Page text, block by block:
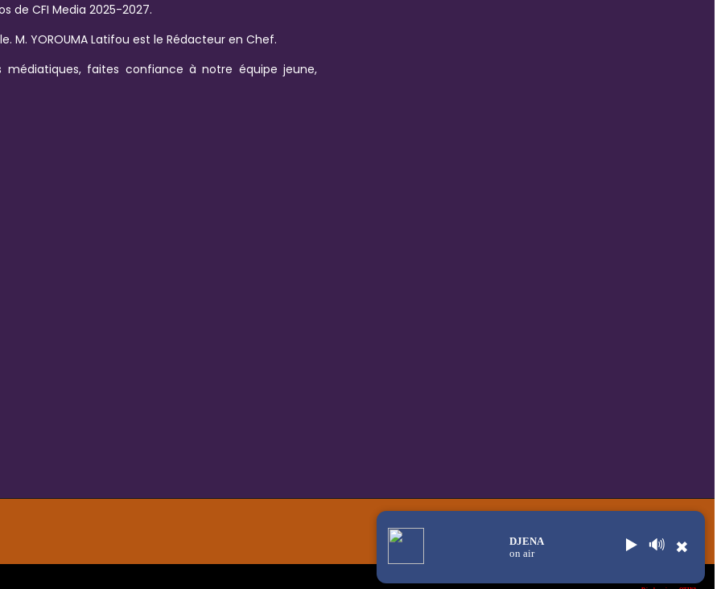
de CFI Media 2025-2027.
M. YOROUMA Latifou est le Rédacteur en Chef.
médiatiques, faites confiance à notre équipe jeune,
DJENA
on air
▶️ 🔊 ✖